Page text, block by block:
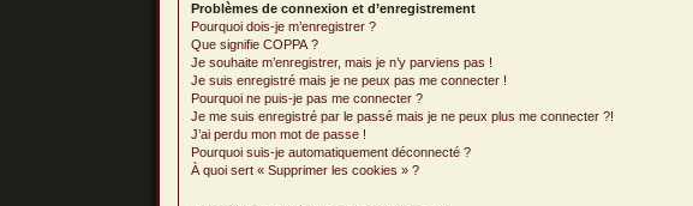
Problèmes de connexion et d’enregistrement
Pourquoi dois-je m’enregistrer ?
Que signifie COPPA ?
Je souhaite m’enregistrer, mais je n’y parviens pas !
Je suis enregistré mais je ne peux pas me connecter !
Pourquoi ne puis-je pas me connecter ?
Je me suis enregistré par le passé mais je ne peux plus me connecter ?!
J’ai perdu mon mot de passe !
Pourquoi suis-je automatiquement déconnecté ?
À quoi sert « Supprimer les cookies » ?